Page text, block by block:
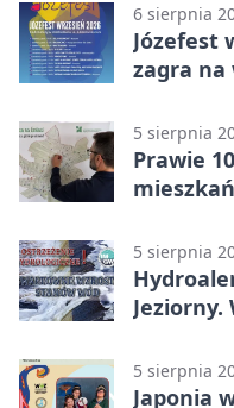
6 sierpnia
Józefest
zagra na
5 sierpnia
Prawie
5 sierpnia
Jeziorny.
5 sierpnia
Japonia